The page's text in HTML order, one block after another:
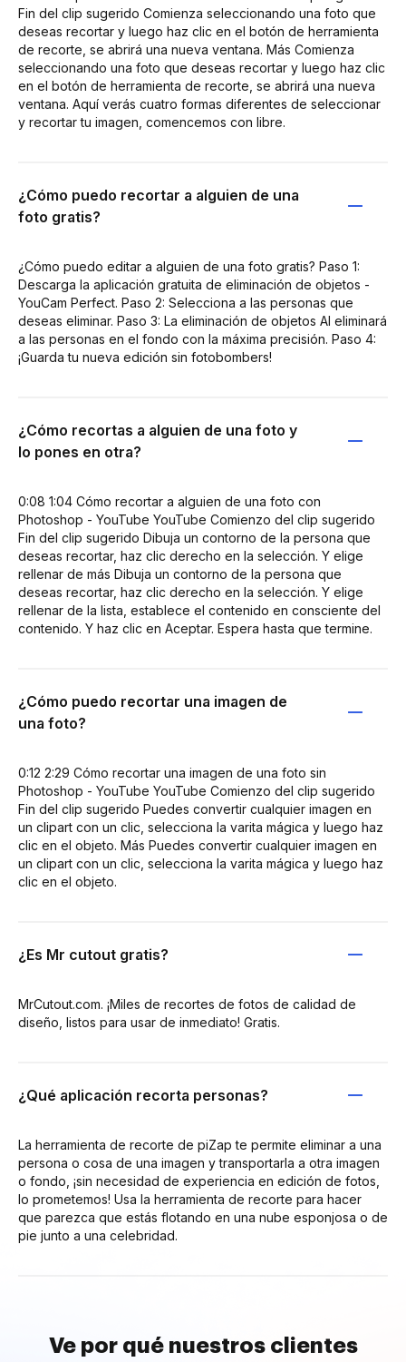
Fin del clip sugerido Comienza seleccionando una foto que
deseas recortar y luego haz clic en el botón de herramienta
de recorte, se abrirá una nueva ventana. Más Comienza
seleccionando una foto que deseas recortar y luego haz clic
en el botón de herramienta de recorte, se abrirá una nueva
ventana. Aquí verás cuatro formas diferentes de seleccionar
y recortar tu imagen, comencemos con libre.
¿Cómo puedo recortar a alguien de una
foto gratis?
¿Cómo puedo editar a alguien de una foto gratis? Paso 1:
Descarga la aplicación gratuita de eliminación de objetos -
YouCam Perfect. Paso 2: Selecciona a las personas que
deseas eliminar. Paso 3: La eliminación de objetos AI eliminará
a las personas en el fondo con la máxima precisión. Paso 4:
¡Guarda tu nueva edición sin fotobombers!
¿Cómo recortas a alguien de una foto y
lo pones en otra?
0:08 1:04 Cómo recortar a alguien de una foto con
Photoshop - YouTube YouTube Comienzo del clip sugerido
Fin del clip sugerido Dibuja un contorno de la persona que
deseas recortar, haz clic derecho en la selección. Y elige
rellenar de más Dibuja un contorno de la persona que
deseas recortar, haz clic derecho en la selección. Y elige
rellenar de la lista, establece el contenido en consciente del
contenido. Y haz clic en Aceptar. Espera hasta que termine.
¿Cómo puedo recortar una imagen de
una foto?
0:12 2:29 Cómo recortar una imagen de una foto sin
Photoshop - YouTube YouTube Comienzo del clip sugerido
Fin del clip sugerido Puedes convertir cualquier imagen en
un clipart con un clic, selecciona la varita mágica y luego haz
clic en el objeto. Más Puedes convertir cualquier imagen en
un clipart con un clic, selecciona la varita mágica y luego haz
clic en el objeto.
¿Es Mr cutout gratis?
MrCutout.com. ¡Miles de recortes de fotos de calidad de
diseño, listos para usar de inmediato! Gratis.
¿Qué aplicación recorta personas?
La herramienta de recorte de piZap te permite eliminar a una
persona o cosa de una imagen y transportarla a otra imagen
o fondo, ¡sin necesidad de experiencia en edición de fotos,
lo prometemos! Usa la herramienta de recorte para hacer
que parezca que estás flotando en una nube esponjosa o de
pie junto a una celebridad.
Ve por qué nuestros clientes